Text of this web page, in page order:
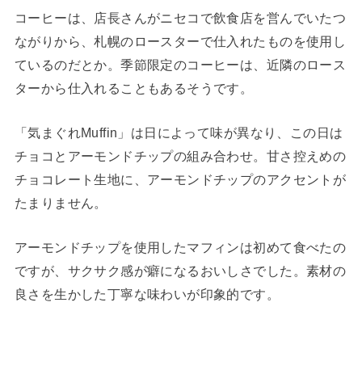
コーヒーは、店長さんがニセコで飲食店を営んでいたつ
ながりから、札幌のロースターで仕入れたものを使用し
ているのだとか。季節限定のコーヒーは、近隣のロース
ターから仕入れることもあるそうです。
「気まぐれMuffin」は日によって味が異なり、この日は
チョコとアーモンドチップの組み合わせ。甘さ控えめの
チョコレート生地に、アーモンドチップのアクセントが
たまりません。
アーモンドチップを使用したマフィンは初めて食べたの
ですが、サクサク感が癖になるおいしさでした。素材の
良さを生かした丁寧な味わいが印象的です。